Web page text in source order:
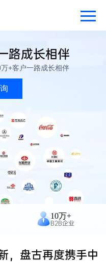
路成长相伴
+客户一路成长相伴
10万+
B2B企业
，盘古再度携手中